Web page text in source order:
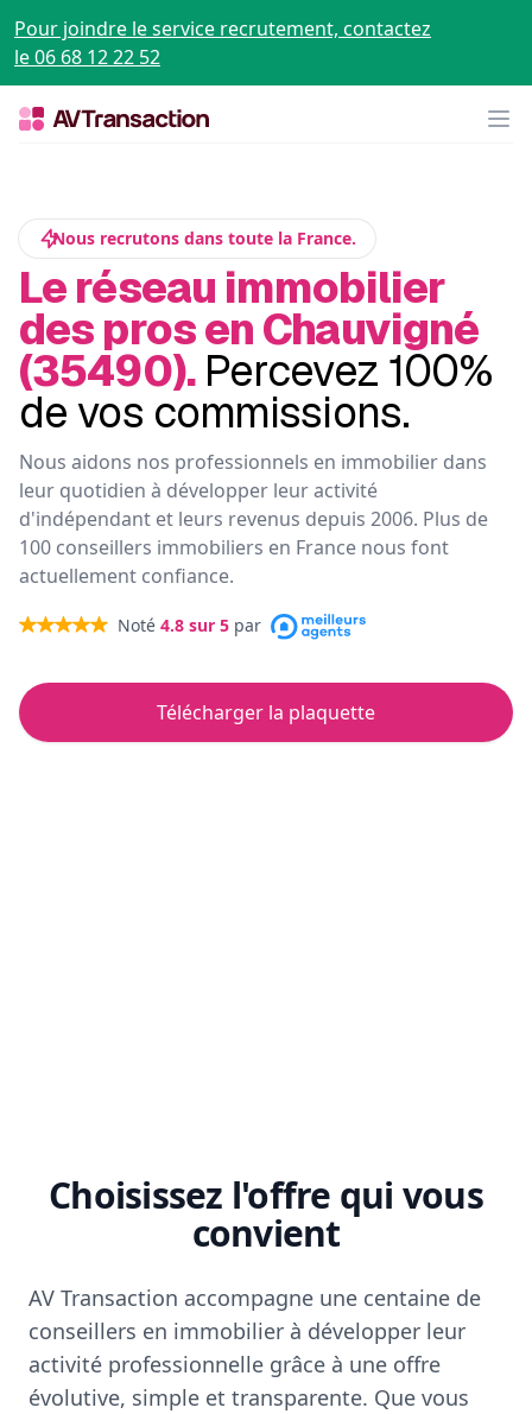
Pour joindre le service recrutement, contactez
le 06 68 12 22 52
Nous recrutons dans toute la France.
Le réseau immobilier
des pros en Chauvigné
(35490). Percevez 100%
de vos commissions.
Nous aidons nos professionnels en immobilier dans
leur quotidien à développer leur activité
d'indépendant et leurs revenus depuis 2006. Plus de
100 conseillers immobiliers en France nous font
actuellement confiance.
Noté 4.8 sur 5 par
Télécharger la plaquette
Choisissez l'offre qui vous
convient
AV Transaction accompagne une centaine de
conseillers en immobilier à développer leur
activité professionnelle grâce à une offre
évolutive, simple et transparente. Que vous